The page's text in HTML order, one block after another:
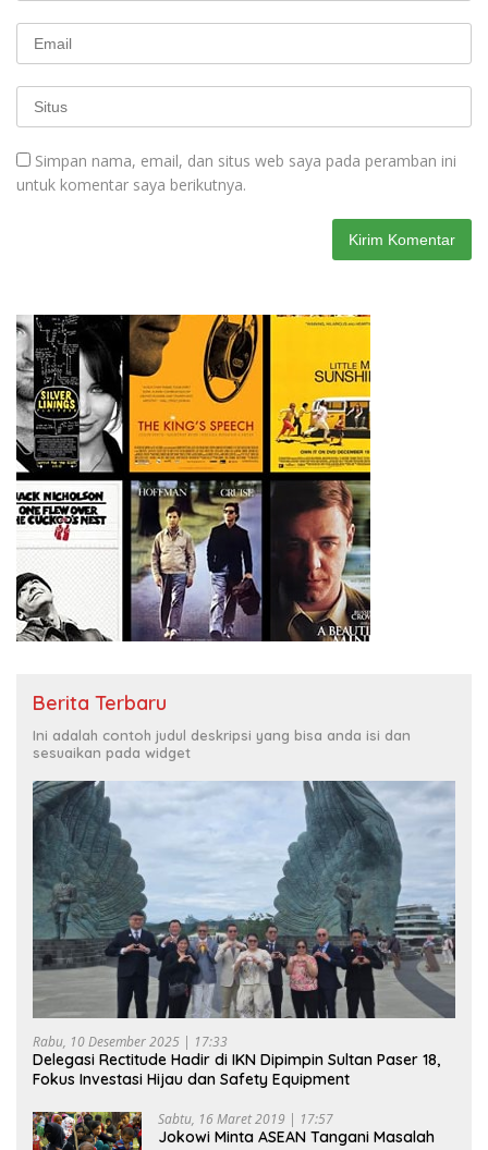
Simpan nama, email, dan situs web saya pada peramban ini
untuk komentar saya berikutnya.
Berita Terbaru
Ini adalah contoh judul deskripsi yang bisa anda isi dan
sesuaikan pada widget
Rabu, 10 Desember 2025 | 17:33
Delegasi Rectitude Hadir di IKN Dipimpin Sultan Paser 18,
Fokus Investasi Hijau dan Safety Equipment
Sabtu, 16 Maret 2019 | 17:57
Jokowi Minta ASEAN Tangani Masalah